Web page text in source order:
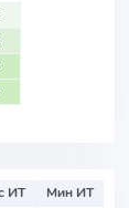
ИТ
Мин ИТ